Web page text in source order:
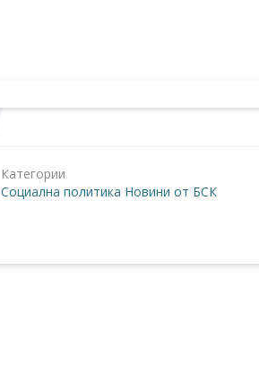
Категории
Социална политика Новини от БСК